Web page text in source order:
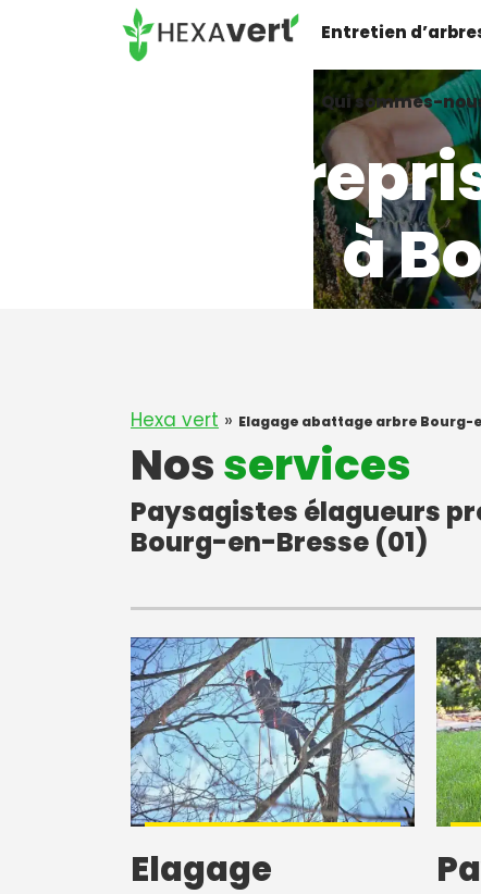
Entretien
Qui sommes-
à
Hexa vert » Elagage abattage arbre Bourg-
Nosservices
Paysagistes élagueurs
Bourg-en-Bresse (01)
Elagage